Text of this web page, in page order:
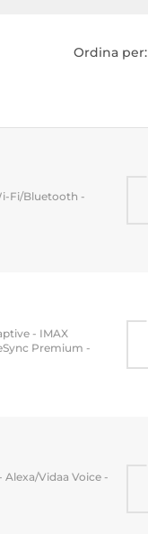
Ordina per:
Fi/Bluetooth -
- IMAX
Premium -
Alexa/Vidaa Voice -